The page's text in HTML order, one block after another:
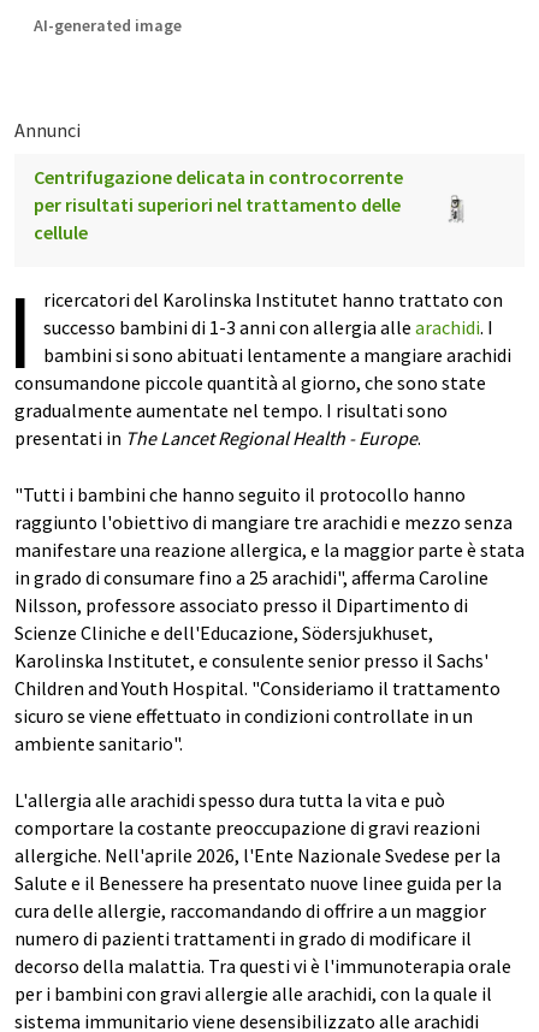
AI-generated image
Annunci
Centrifugazione delicata in controcorrente
per risultati superiori nel trattamento delle
cellule
I
ricercatori del Karolinska Institutet hanno trattato con
successo bambini di 1-3 anni con allergia alle arachidi. I
bambini si sono abituati lentamente a mangiare arachidi
consumandone piccole quantità al giorno, che sono state
gradualmente aumentate nel tempo. I risultati sono
presentati in The Lancet Regional Health - Europe.
"Tutti i bambini che hanno seguito il protocollo hanno
raggiunto l'obiettivo di mangiare tre arachidi e mezzo senza
manifestare una reazione allergica, e la maggior parte è stata
in grado di consumare fino a 25 arachidi", afferma Caroline
Nilsson, professore associato presso il Dipartimento di
Scienze Cliniche e dell'Educazione, Södersjukhuset,
Karolinska Institutet, e consulente senior presso il Sachs'
Children and Youth Hospital. "Consideriamo il trattamento
sicuro se viene effettuato in condizioni controllate in un
ambiente sanitario".
L'allergia alle arachidi spesso dura tutta la vita e può
comportare la costante preoccupazione di gravi reazioni
allergiche. Nell'aprile 2026, l'Ente Nazionale Svedese per la
Salute e il Benessere ha presentato nuove linee guida per la
cura delle allergie, raccomandando di offrire a un maggior
numero di pazienti trattamenti in grado di modificare il
decorso della malattia. Tra questi vi è l'immunoterapia orale
per i bambini con gravi allergie alle arachidi, con la quale il
sistema immunitario viene desensibilizzato alle arachidi